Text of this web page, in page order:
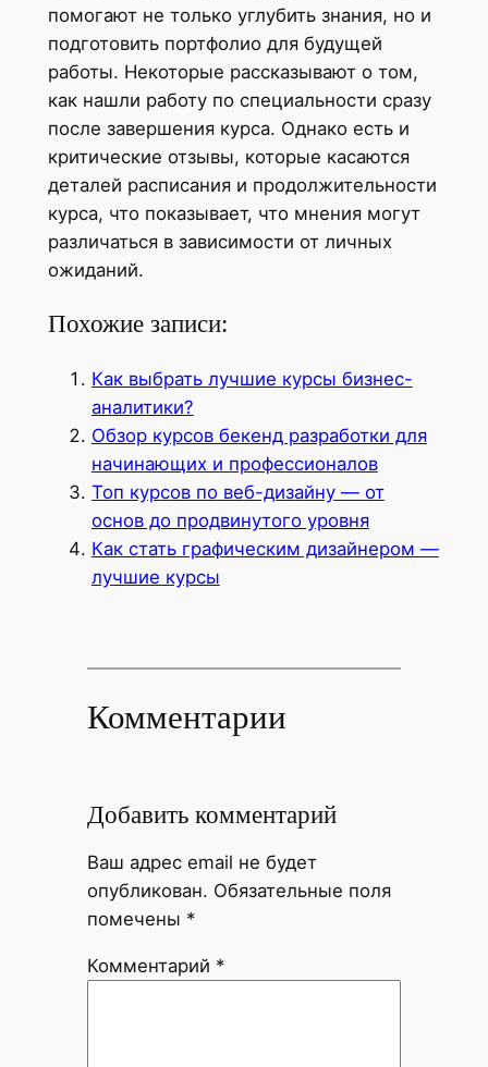
помогают не только углубить знания, но и
подготовить портфолио для будущей
работы. Некоторые рассказывают о том,
как нашли работу по специальности сразу
после завершения курса. Однако есть и
критические отзывы, которые касаются
деталей расписания и продолжительности
курса, что показывает, что мнения могут
различаться в зависимости от личных
ожиданий.
Похожие записи:
Как выбрать лучшие курсы бизнес-
аналитики?
Обзор курсов бекенд разработки для
начинающих и профессионалов
Топ курсов по веб-дизайну — от
основ до продвинутого уровня
Как стать графическим дизайнером —
лучшие курсы
Комментарии
Добавить комментарий
Ваш адрес email не будет
опубликован. Обязательные поля
помечены *
Комментарий *